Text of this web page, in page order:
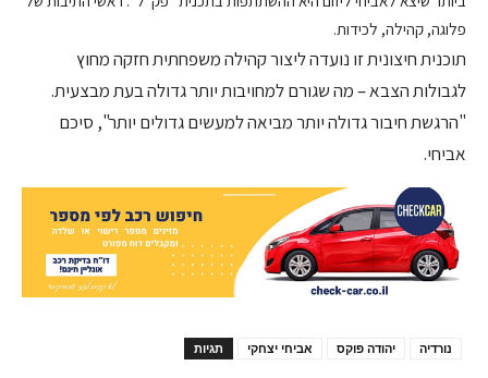
פלוגה, קהילה, לכידות.
תוכנית חיצונית זו נועדה ליצור קהילה משפחתית חזקה מחוץ
לגבולות הצבא – מה שגורם למחויבות יותר גדולה בעת מבצעית.
"הרגשת חיבור גדולה יותר מביאה למעשים גדולים יותר", סיכם
אביחי.
תגיות אביחי יצחקי יהודה פוקס נורדיה